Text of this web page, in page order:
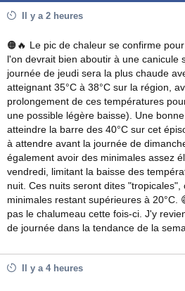
Il y a 2 heures
🟠🔥 Le pic de chaleur se confirme
l'on devrait bien aboutir à une canicule
journée de jeudi sera la plus chaude
atteignant 35°C à 38°C sur la région,
prolongement de ces températures
une possible légère baisse). Une
atteindre la barre des 40°C sur cet
à attendre avant la journée de
également avoir des minimales assez
vendredi, limitant la baisse des
nuit. Ces nuits seront dites
minimales restant supérieures à 20°C.
pas le chalumeau cette fois-ci. J'y
de journée dans la tendance de la
Il y a 4 heures